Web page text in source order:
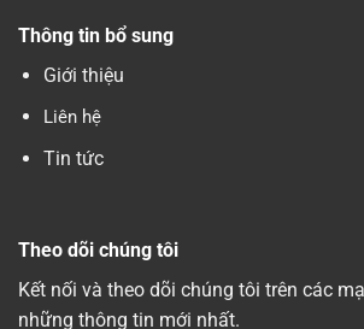
Thông tin bổ sung
Giới thiệu
Liên hệ
Tin tức
Theo dõi chúng tôi
Kết nối và theo dõi chúng tôi trên các
những thông tin mới nhất.